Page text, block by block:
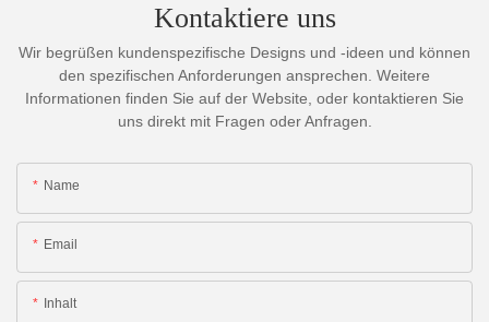
Kontaktiere uns
Wir begrüßen kundenspezifische Designs und -ideen und können
den spezifischen Anforderungen ansprechen. Weitere
Informationen finden Sie auf der Website, oder kontaktieren Sie
uns direkt mit Fragen oder Anfragen.
Name
Email
Inhalt